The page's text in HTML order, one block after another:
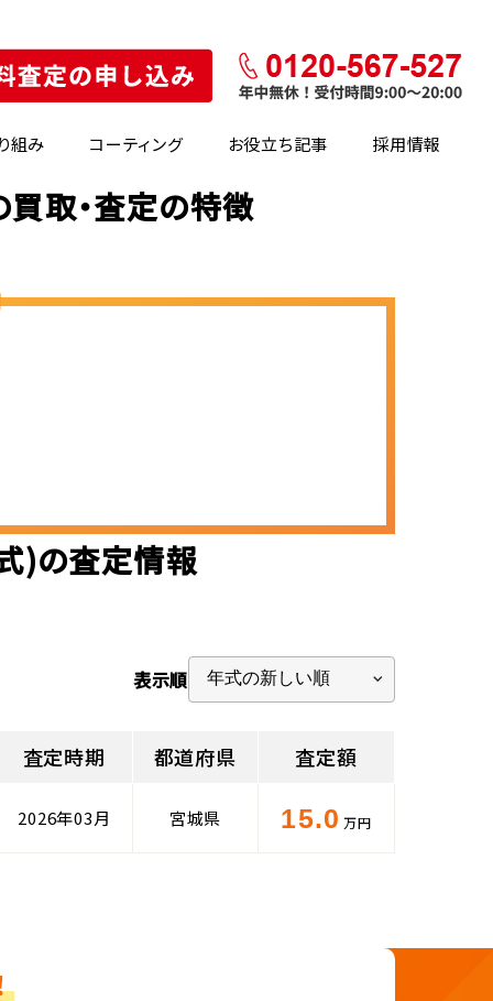
組み コーティング お役立ち記事 採用情報
取・査定の特徴
)の査定情報
表示順
査定時期 都道府県 査定額
2026年03月 宮城県 15.0 万円